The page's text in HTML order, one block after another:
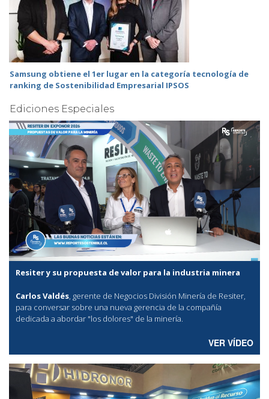
Samsung obtiene el 1er lugar en la categoría tecnología de
ranking de Sostenibilidad Empresarial IPSOS
Ediciones Especiales
Resiter y su propuesta de valor para la industria minera
Carlos Valdés, gerente de Negocios División Minería de Resiter,
para conversar sobre una nueva gerencia de la compañía
dedicada a abordar "los dolores" de la minería.
VER VÍDEO